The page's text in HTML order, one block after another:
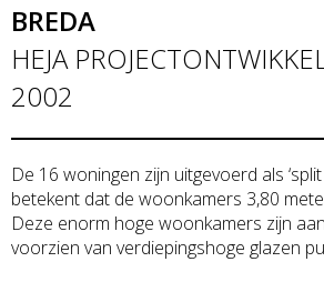
BREDA
HEJA
2002
De 16 woningen zijn uitgevoerd als ‘split
betekent dat de woonkamers 3,80
Deze enorm hoge woonkamers zijn
voorzien van verdiepingshoge glazen